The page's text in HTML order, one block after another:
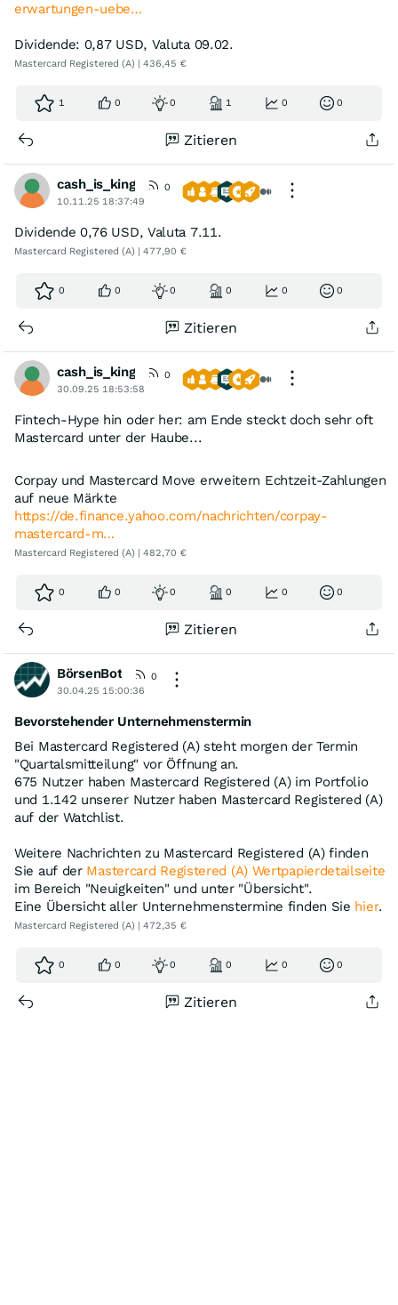
erwartungen-uebe…
Dividende: 0,87 USD, Valuta 09.02.
Mastercard Registered (A) | 436,45 €
1 0 0 1 0 0
Zitieren
cash_is_king
0
10.11.25 18:37:49
Dividende 0,76 USD, Valuta 7.11.
Mastercard Registered (A) | 477,90 €
0 0 0 0 0 0
Zitieren
cash_is_king
0
30.09.25 18:53:58
Fintech-Hype hin oder her: am Ende steckt doch sehr oft
Mastercard unter der Haube...
Corpay und Mastercard Move erweitern Echtzeit-Zahlungen
auf neue Märkte
https://de.finance.yahoo.com/nachrichten/corpay-
mastercard-m…
Mastercard Registered (A) | 482,70 €
0 0 0 0 0 0
Zitieren
BörsenBot
0
30.04.25 15:00:36
Bevorstehender Unternehmenstermin
Bei Mastercard Registered (A) steht morgen der Termin
"Quartalsmitteilung" vor Öffnung an.
675 Nutzer haben Mastercard Registered (A) im Portfolio
und 1.142 unserer Nutzer haben Mastercard Registered (A)
auf der Watchlist.
Weitere Nachrichten zu Mastercard Registered (A) finden
Sie auf der Mastercard Registered (A) Wertpapierdetailseite
im Bereich "Neuigkeiten" und unter "Übersicht".
Eine Übersicht aller Unternehmenstermine finden Sie hier.
Mastercard Registered (A) | 472,35 €
0 0 0 0 0 0
Zitieren